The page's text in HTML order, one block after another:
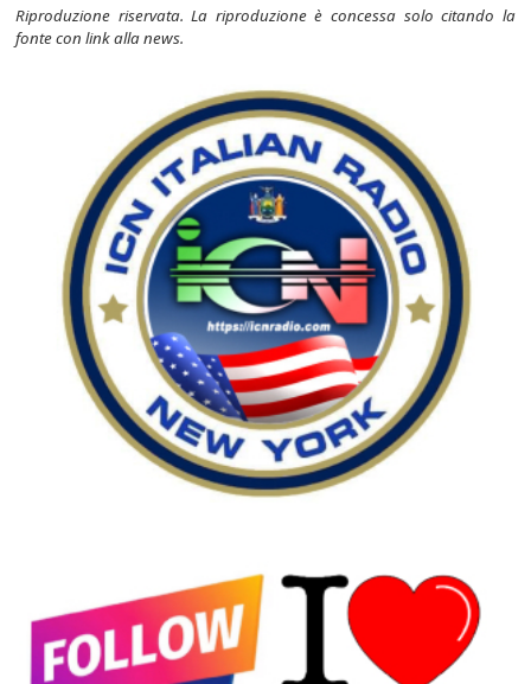
Riproduzione riservata. La riproduzione è concessa solo citando la
fonte con link alla news.